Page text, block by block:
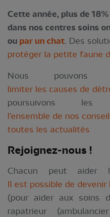
Cette année, plus de
dans nos centres soins
ou par un chat. Des
protéger la petite faune
Nous
limiter les causes de
poursuivons les
l’ensemble de nos
toutes les actualités
Rejoignez-nous !
Chacun peut aider
Il est possible de
(pour aider aux soins
rapatrieur